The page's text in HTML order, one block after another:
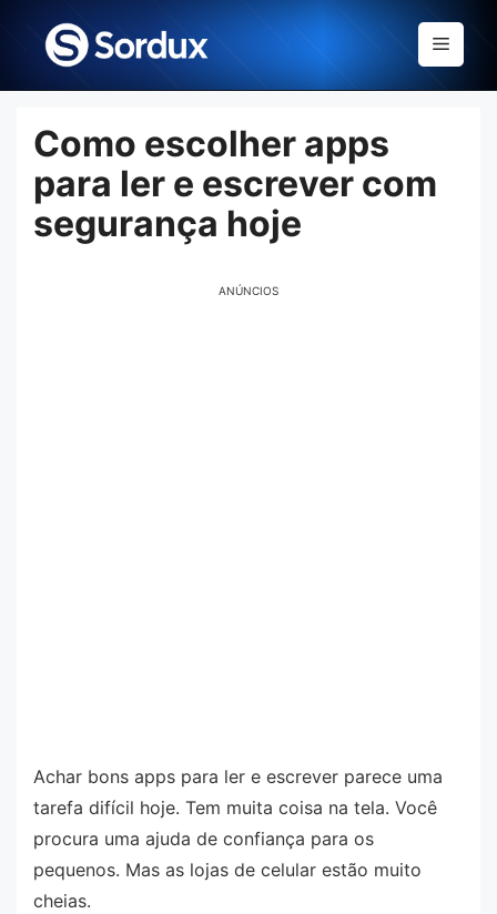
content
Menu
Como escolher apps
para ler e escrever com
segurança hoje
ANÚNCIOS
Achar bons apps para ler e escrever parece uma
tarefa difícil hoje. Tem muita coisa na tela. Você
procura uma ajuda de confiança para os
pequenos. Mas as lojas de celular estão muito
cheias.